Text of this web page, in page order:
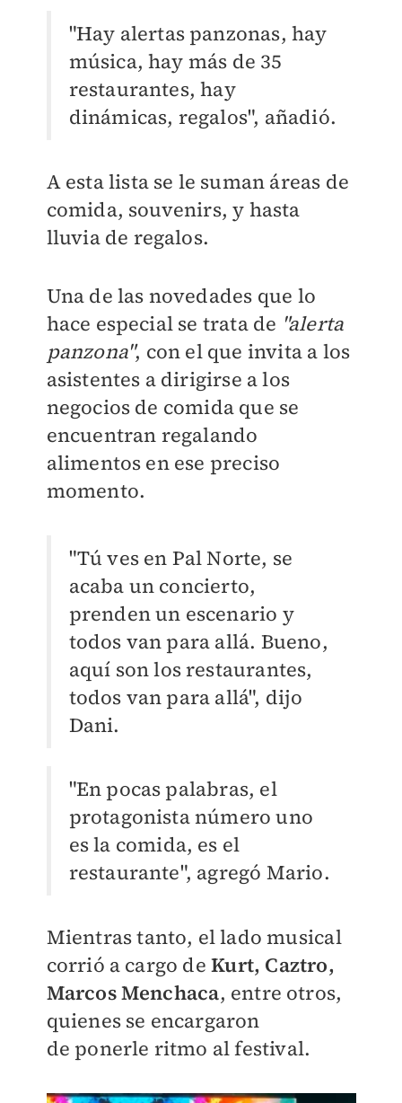
"Hay alertas panzonas, hay
música, hay más de 35
restaurantes, hay
dinámicas, regalos", añadió.
A esta lista se le suman áreas de
comida, souvenirs, y hasta
lluvia de regalos.
Una de las novedades que lo
hace especial se trata de "alerta
panzona", con el que invita a los
asistentes a dirigirse a los
negocios de comida que se
encuentran regalando
alimentos en ese preciso
momento.
"Tú ves en Pal Norte, se
acaba un concierto,
prenden un escenario y
todos van para allá. Bueno,
aquí son los restaurantes,
todos van para allá", dijo
Dani.
"En pocas palabras, el
protagonista número uno
es la comida, es el
restaurante", agregó Mario.
Mientras tanto, el lado musical
corrió a cargo de Kurt, Caztro,
Marcos Menchaca, entre otros,
quienes se encargaron
de ponerle ritmo al festival.